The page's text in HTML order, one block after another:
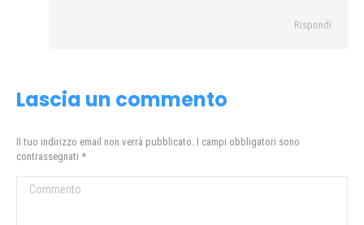
Rispondi
Lascia un commento
Il tuo indirizzo email non verrà pubblicato. I campi obbligatori sono
contrassegnati *
Commento